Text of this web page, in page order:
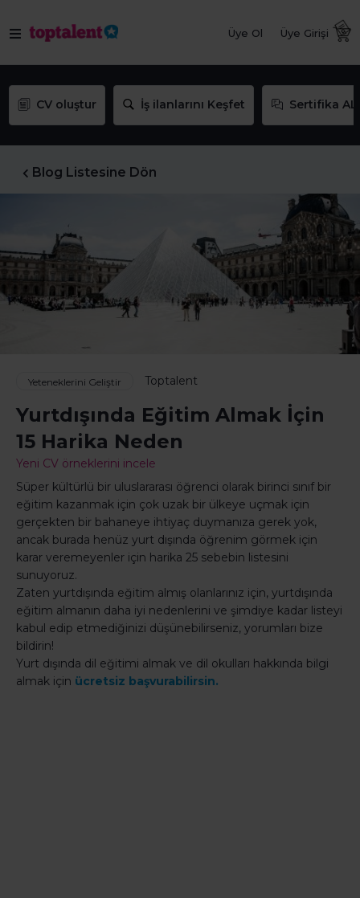
Üye Ol Üye Girişi
CV oluştur İş ilanlarını Keşfet Sertifika AL
Blog Listesine Dön
Yeteneklerini Geliştir Toptalent
Yurtdışında Eğitim Almak İçin
15 Harika Neden
Yeni CV örneklerini incele
Süper kültürlü bir uluslararası öğrenci olarak birinci sınıf bir
eğitim kazanmak için çok uzak bir ülkeye uçmak için
gerçekten bir bahaneye ihtiyaç duymanıza gerek yok,
ancak burada henüz yurt dışında öğrenim görmek için
karar veremeyenler için harika 25 sebebin listesini
sunuyoruz.
Zaten yurtdışında eğitim almış olanlarınız için, yurtdışında
eğitim almanın daha iyi nedenlerini ve şimdiye kadar listeyi
kabul edip etmediğinizi düşünebilirseniz, yorumları bize
bildirin!
Yurt dışında dil eğitimi almak ve dil okulları hakkında bilgi
almak için ücretsiz başvurabilirsin.